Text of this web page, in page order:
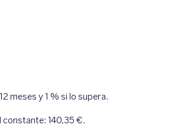
meses y 1 % si lo supera.
constante: 140,35 €.